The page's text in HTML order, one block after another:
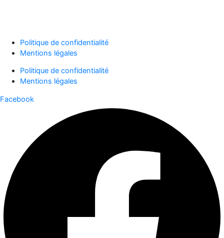
Politique de confidentialité
Mentions légales
Politique de confidentialité
Mentions légales
Facebook